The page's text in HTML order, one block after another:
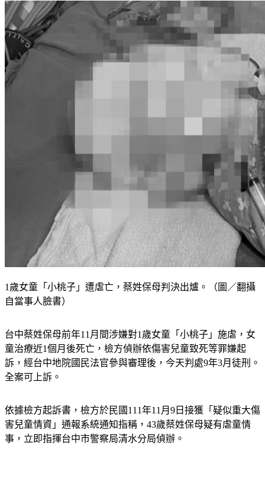
自當事人臉書）
童治療近1個月後死亡，檢方偵辦依傷害兒童致死等罪嫌起
訴，經台中地院國民法官參與審理後，今天判處9年3月徒刑。
全案可上訴。
害兒童情資」通報系統通知指稱，43歲蔡姓保母疑有虐童情
事，立即指揮台中市警察局清水分局偵辦。